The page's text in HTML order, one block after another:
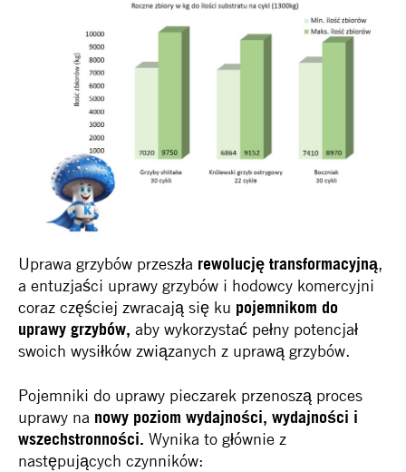
Uprawa grzybów przeszła rewolucję transformacyjną,
a entuzjaści uprawy grzybów i hodowcy komercyjni
coraz częściej zwracają się ku pojemnikom do
uprawy grzybów, aby wykorzystać pełny potencjał
swoich wysiłków związanych z uprawą grzybów.
Pojemniki do uprawy pieczarek przenoszą proces
uprawy na nowy poziom wydajności, wydajności i
wszechstronności. Wynika to głównie z
następujących czynników: